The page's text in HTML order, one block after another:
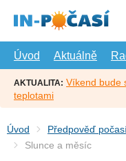
hlavní
Úvod
Aktuálně
AKTUALITA: Víkend bude
teplotami
Úvod Předpověď
Slunce a měsíc